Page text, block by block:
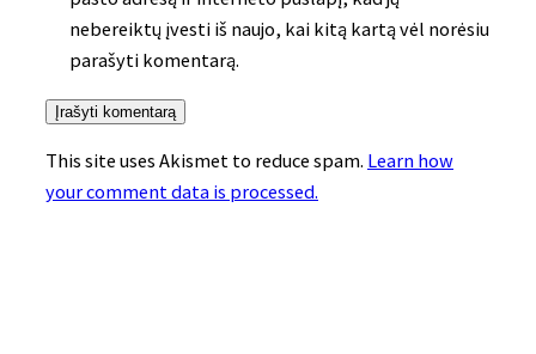
nebereiktų įvesti iš naujo, kai kitą kartą vėl norėsiu
parašyti komentarą.
This site uses Akismet to reduce spam. Learn how
your comment data is processed.